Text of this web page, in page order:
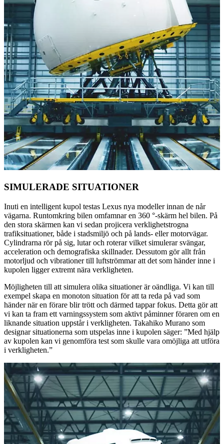
SIMULERADE SITUATIONER
Inuti en intelligent kupol testas Lexus nya modeller innan de når
vägarna. Runtomkring bilen omfamnar en 360 °-skärm hel bilen. På
den stora skärmen kan vi sedan projicera verklighetstrogna
trafiksituationer, både i stadsmiljö och på lands- eller motorvägar.
Cylindrarna rör på sig, lutar och roterar vilket simulerar svängar,
acceleration och demografiska skillnader. Dessutom gör allt från
motorljud och vibrationer till luftströmmar att det som händer inne i
kupolen ligger extremt nära verkligheten.
Möjligheten till att simulera olika situationer är oändliga. Vi kan till
exempel skapa en monoton situation för att ta reda på vad som
händer när en förare blir trött och därmed tappar fokus. Detta gör att
vi kan ta fram ett varningssystem som aktivt påminner föraren om en
liknande situation uppstår i verkligheten. Takahiko Murano som
designar situationerna som utspelas inne i kupolen säger: ”Med hjälp
av kupolen kan vi genomföra test som skulle vara omöjliga att utföra
i verkligheten.”